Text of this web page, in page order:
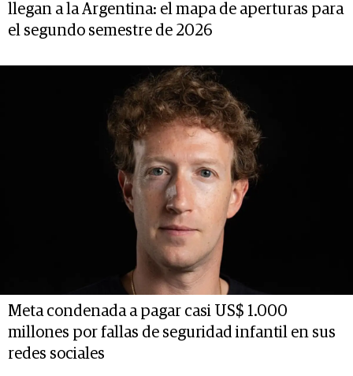
llegan a la Argentina: el mapa de aperturas para
el segundo semestre de 2026
Meta condenada a pagar casi US$ 1.000
millones por fallas de seguridad infantil en sus
redes sociales